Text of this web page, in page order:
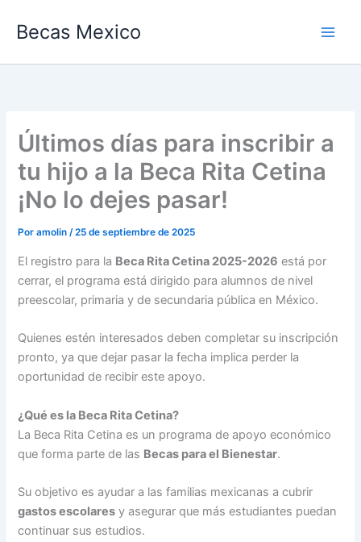
Becas Mexico
Últimos días para inscribir a
tu hijo a la Beca Rita Cetina
¡No lo dejes pasar!
Poramolin/25 de septiembre de 2025
El registro para la Beca Rita Cetina 2025-2026 está por
cerrar, el programa está dirigido para alumnos de nivel
preescolar, primaria y de secundaria pública en México.
Quienes estén interesados deben completar su inscripción
pronto, ya que dejar pasar la fecha implica perder la
oportunidad de recibir este apoyo.
¿Qué es la Beca Rita Cetina?
La Beca Rita Cetina es un programa de apoyo económico
que forma parte de las Becas para el Bienestar.
Su objetivo es ayudar a las familias mexicanas a cubrir
gastos escolares y asegurar que más estudiantes puedan
continuar sus estudios.